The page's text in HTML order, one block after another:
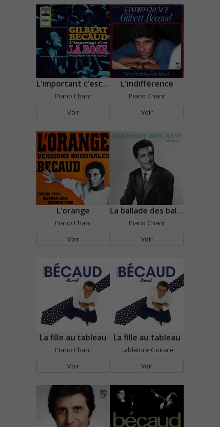
L'important c'est la rose
Piano Chant
Voir
L'indifférence
Piano Chant
Voir
L'orange
Piano Chant
Voir
La ballade des baladins
Piano Chant
Voir
La fille au tableau
Piano Chant
Voir
La fille au tableau
Tablature Guitare
Voir